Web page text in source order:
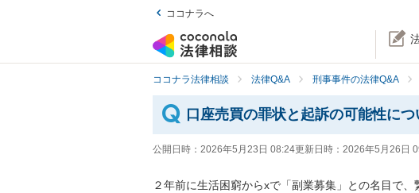
ココナラへ
ココナラ法律相談 法律Q&A 刑事事件の法律Q&A
口座売買の罪状と起訴の可能性に
公開日時： 2026年5月23日 08:24更新日時： 2026年5月26日
２年前に生活困窮からxで「副業募集」との名目で